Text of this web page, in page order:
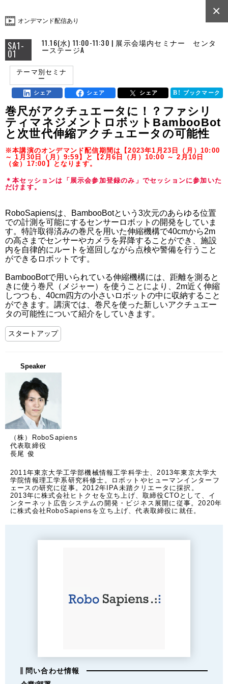
オンデマンド配信あり
SA1-
01
11.16(水) 11:00-11:30 | 展示会場内セミナー センタ
ーステージA
×
テーマ別セミナ
ー
シェア シェア シェア ブックマーク
巻尺がアクチュエータに！？ファシリ
ティマネジメントロボットBambooBot
と次世代伸縮アクチュエータの可能性
※本講演のオンデマンド配信期間は【2023年1月23日（月）10:00
～ 1月30日（月）9:59】と【2月6日（月）10:00 ～ 2月10日
（金）17:00】となります。
＊本セッションは「展示会参加登録のみ」でセッションに参加いた
だけます。
RoboSapiensは、BambooBotという3次元のあらゆる位置
での計測を可能にするセンサーロボットの開発をしていま
す。特許取得済みの巻尺を用いた伸縮機構で40cmから2m
の高さまでセンサーやカメラを昇降することができ、施設
内を自律的にルートを巡回しながら点検や警備を行うこと
ができるロボットです。
BambooBotで用いられている伸縮機構には、距離を測ると
きに使う巻尺（メジャー）を使うことにより、2m近く伸縮
しつつも、40cm四方の小さいロボットの中に収納すること
ができます。講演では、巻尺を使った新しいアクチュエー
タの可能性について紹介をしていきます。
スタートアップ
Speaker
（株）RoboSapiens
代表取締役
長尾 俊
2011年東京大学工学部機械情報工学科学士、2013年東京大学大
学院情報理工学系研究科修士。ロボットやヒューマンインターフ
ェースの研究に従事。2012年IPA未踏クリエータに採択。
2013年に株式会社ヒトクセを立ち上げ、取締役CTOとして、イ
ンターネット広告システムの開発・ビジネス展開に従事。2020年
に株式会社RoboSapiensを立ち上げ、代表取締役に就任。
問い合わせ情報